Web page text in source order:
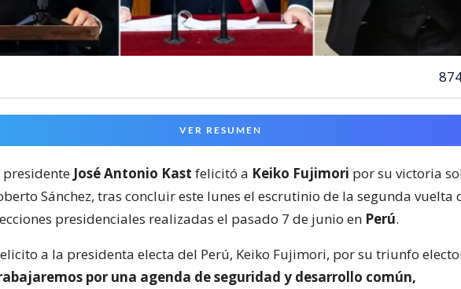
VER RESUMEN
presidente José Antonio Kast felicitó a Keiko Fujimori por su victoria
Sánchez, tras concluir este lunes el escrutinio de la segunda vuelta
presidenciales realizadas el pasado 7 de junio en Perú.
a la presidenta electa del Perú, Keiko Fujimori, por su triunfo
por una agenda de seguridad y desarrollo común,